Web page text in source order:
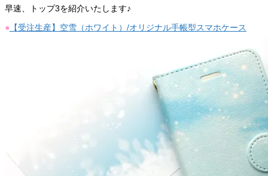
早速、トップ3を紹介いたします♪
● 【受注生産】空雪（ホワイト）/オリジナル手帳型スマホケース